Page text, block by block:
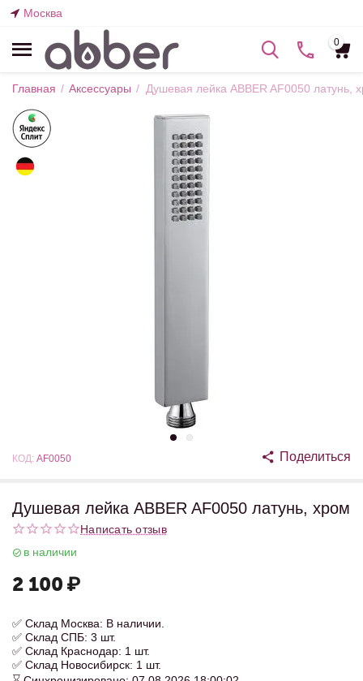
Москва
0
Главная / Аксессуары / Душевая лейка ABBER AF0050 латунь,
КОД: AF0050 Поделиться
Душевая лейка ABBER AF0050 латунь, хром
Написать отзыв
в наличии
2 100 ₽
✅ Склад Москва: В наличии.
✅ Склад СПБ: 3 шт.
✅ Склад Краснодар: 1 шт.
✅ Склад Новосибирск: 1 шт.